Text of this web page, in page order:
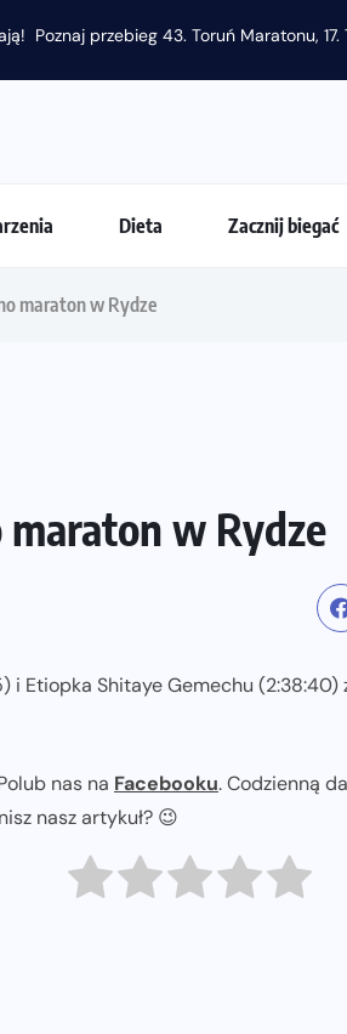
Poznaj przebieg 43. Toruń Maratonu, 17.
Dieta Zacznij biegać
maraton w Rydze
w Rydze
i Etiopka Shitaye Gemechu
nas na Facebooku. Codzienną
nasz artykuł? 😉